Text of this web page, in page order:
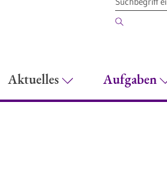
Aktuelles Aufgaben